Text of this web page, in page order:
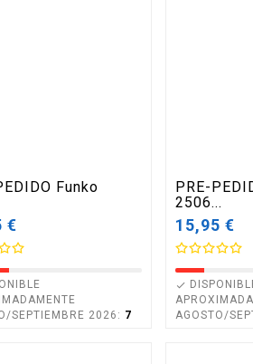
Funko
€
SEPTIEMBRE 2026: 7
PRE-
2506...
15,95 €

AGOSTO/